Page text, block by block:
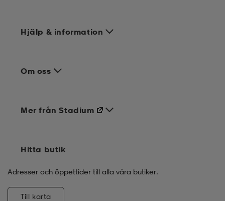
Hjälp & information
Om oss
Mer från Stadium
Hitta butik
Adresser och öppettider till alla våra butiker.
Till karta